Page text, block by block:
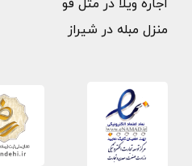
اجاره ویلا در متل قو
منزل مبله در شیراز